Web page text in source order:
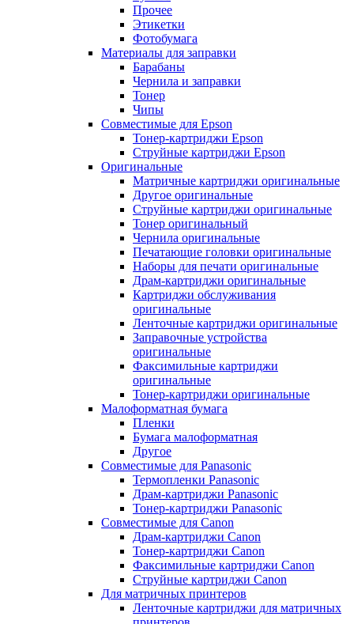
Прочее
Этикетки
Фотобумага
Материалы для заправки
Барабаны
Чернила и заправки
Тонер
Чипы
Совместимые для Epson
Тонер-картриджи Epson
Струйные картриджи Epson
Оригинальные
Матричные картриджи оригинальные
Другое оригинальные
Струйные картриджи оригинальные
Тонер оригинальный
Чернила оригинальные
Печатающие головки оригинальные
Наборы для печати оригинальные
Драм-картриджи оригинальные
Картриджи обслуживания
оригинальные
Ленточные картриджи оригинальные
Заправочные устройства
оригинальные
Факсимильные картриджи
оригинальные
Тонер-картриджи оригинальные
Малоформатная бумага
Пленки
Бумага малоформатная
Другое
Совместимые для Panasonic
Термопленки Panasonic
Драм-картриджи Panasonic
Тонер-картриджи Panasonic
Совместимые для Canon
Драм-картриджи Canon
Тонер-картриджи Canon
Факсимильные картриджи Canon
Струйные картриджи Canon
Для матричных принтеров
Ленточные картриджи для матричных